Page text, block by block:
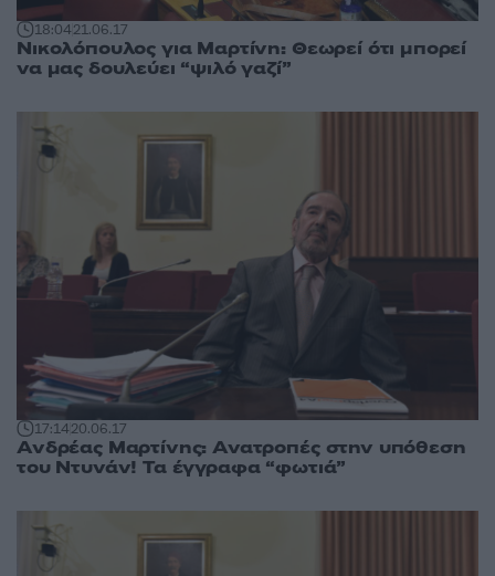
18:0421.06.17
Νικολόπουλος για Μαρτίνη: Θεωρεί ότι μπορεί
να μας δουλεύει “ψιλό γαζί”
17:1420.06.17
Ανδρέας Μαρτίνης: Ανατροπές στην υπόθεση
του Ντυνάν! Τα έγγραφα “φωτιά”